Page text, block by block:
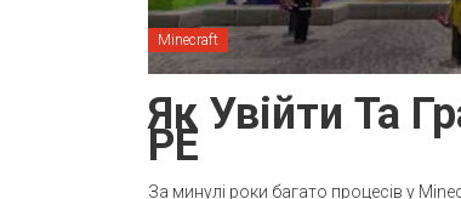
Minecraft
Як Увійти Та
PE
За минулі роки багато процесів у